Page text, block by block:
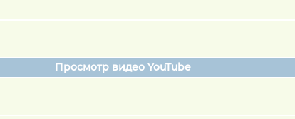
Просмотр видео YouTube